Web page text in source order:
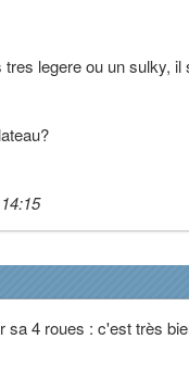
legere ou un sulky,
sa 4 roues : c'est très